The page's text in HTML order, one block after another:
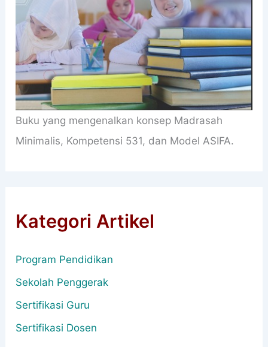
Buku yang mengenalkan konsep Madrasah
Minimalis, Kompetensi 531, dan Model ASIFA.
Kategori Artikel
Program Pendidikan
Sekolah Penggerak
Sertifikasi Guru
Sertifikasi Dosen